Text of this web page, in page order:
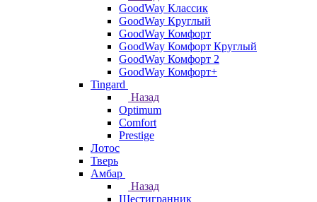
GoodWay Классик
GoodWay Круглый
GoodWay Комфорт
GoodWay Комфорт Круглый
GoodWay Комфорт 2
GoodWay Комфорт+
Tingard
Назад
Optimum
Comfort
Prestige
Лотос
Тверь
Амбар
Назад
Шестигранник